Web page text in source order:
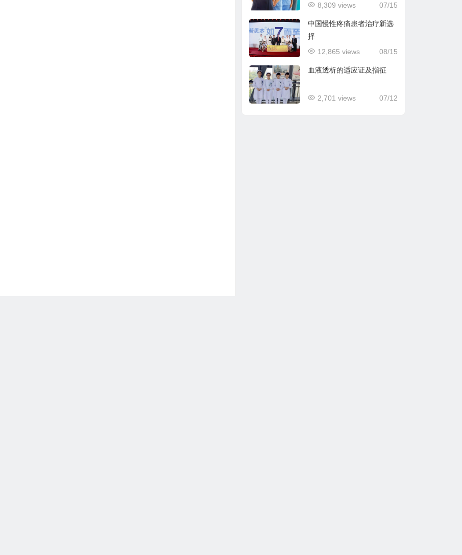
07/15
8,309 views
中国慢性疼痛患者治疗新选
择
08/15
12,865 views
血液透析的适应证及指征
07/12
2,701 views